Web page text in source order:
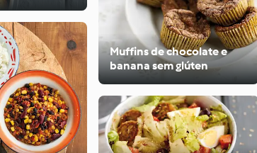
Muffins de chocolate e
banana sem glúten